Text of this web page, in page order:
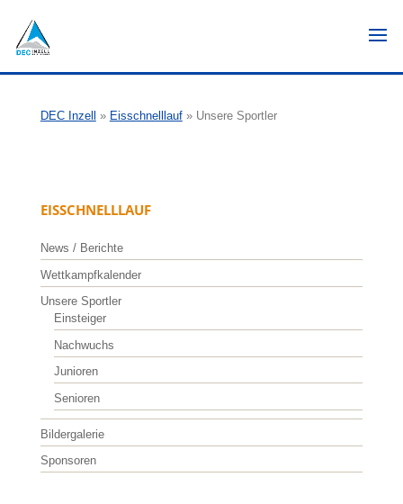
DEC Inzell » Eisschnelllauf» Unsere Sportler
EISSCHNELLLAUF
News / Berichte
Wettkampfkalender
Unsere Sportler
Einsteiger
Nachwuchs
Junioren
Senioren
Bildergalerie
Sponsoren